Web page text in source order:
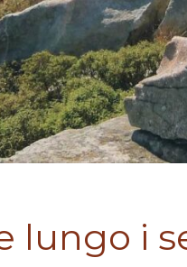
lungo i